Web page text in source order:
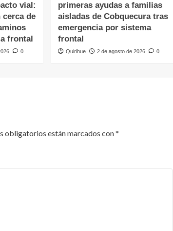
vial:
de
frontal
0
primeras ayudas a familias
aisladas de Cobquecura tras
emergencia por sistema
frontal
Quirihue 2 de agosto de 2026 0
obligatorios están marcados con*